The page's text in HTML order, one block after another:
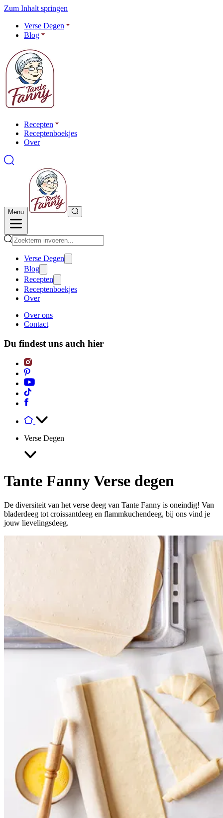
Zum Inhalt springen
Verse Degen
Blog
Recepten
Receptenboekjes
Over
Menu
Verse Degen
Blog
Recepten
Receptenboekjes
Over
Over ons
Contact
Du findest uns auch hier
Verse Degen
Tante Fanny Verse degen
De diversiteit van het verse deeg van Tante Fanny is oneindig! Van
bladerdeeg tot croissantdeeg en flammkuchendeeg, bij ons vind je
jouw lievelingsdeeg.